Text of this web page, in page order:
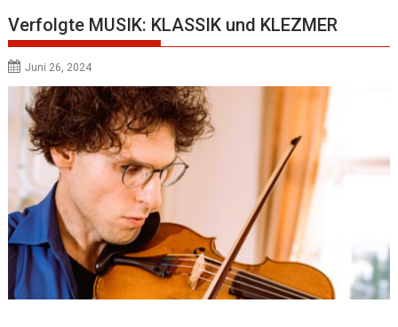
Verfolgte MUSIK: KLASSIK und KLEZMER
Juni 26, 2024